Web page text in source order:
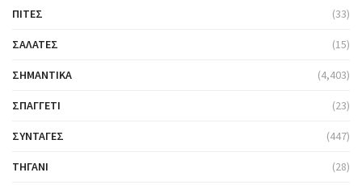
ΠΊΤΕΣ (33)
ΣΑΛΆΤΕΣ (15)
ΣΗΜΑΝΤΙΚΆ (4,403)
ΣΠΑΓΓΈΤΙ (23)
ΣΥΝΤΑΓΈΣ (447)
ΤΗΓΆΝΙ (28)